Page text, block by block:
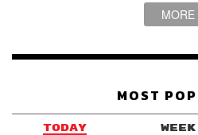
MORE
MOST
TODAY WEEK